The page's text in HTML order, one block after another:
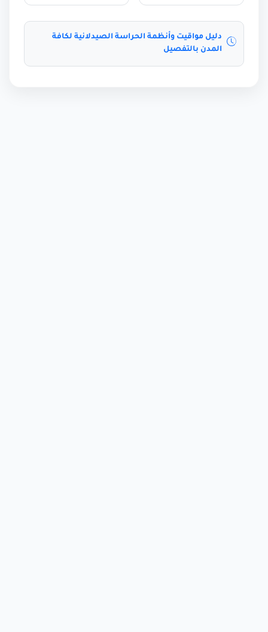
دليل مواقيت وأنظمة الحراسة الصيدلانية لكافة
المدن بالتفصيل